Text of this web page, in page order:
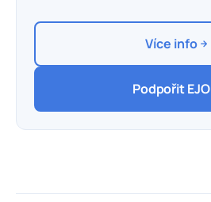
Více info
Podpořit EJO